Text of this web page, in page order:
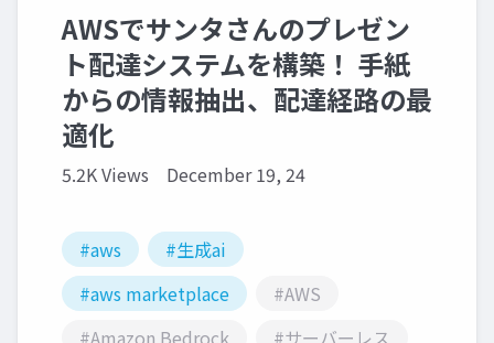
AWSでサンタさんのプレゼン
ト配達システムを構築！ 手紙
からの情報抽出、配達経路の最
適化
5.2K Views December 19, 24
#aws
#生成ai
#aws marketplace
#AWS
#Amazon Bedrock
#サーバーレス